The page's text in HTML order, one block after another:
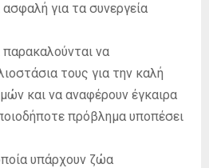
για τα συνεργεία
να
τους για την καλή
και να αναφέρουν έγκαιρα
πρόβλημα υποπέσει
υπάρχουν ζώα